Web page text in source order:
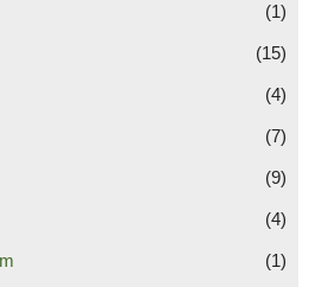
(1)
(15)
(4)
(7)
(9)
(4)
(1)